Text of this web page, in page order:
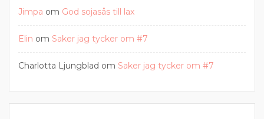
Jimpa om God sojasås till lax
Elin om Saker jag tycker om #7
Charlotta Ljungblad om Saker jag tycker om #7